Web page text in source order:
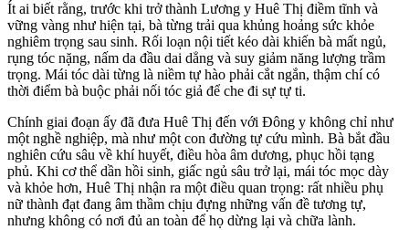
Ít ai biết rằng, trước khi trở thành Lương y Huê Thị điềm tĩnh và
vững vàng như hiện tại, bà từng trải qua khủng hoảng sức khỏe
nghiêm trọng sau sinh. Rối loạn nội tiết kéo dài khiến bà mất ngủ,
rụng tóc nặng, nấm da đầu dai dẳng và suy giảm năng lượng trầm
trọng. Mái tóc dài từng là niềm tự hào phải cắt ngắn, thậm chí có
thời điểm bà buộc phải nối tóc giả để che đi sự tự ti.
Chính giai đoạn ấy đã đưa Huê Thị đến với Đông y không chỉ như
một nghề nghiệp, mà như một con đường tự cứu mình. Bà bắt đầu
nghiên cứu sâu về khí huyết, điều hòa âm dương, phục hồi tạng
phủ. Khi cơ thể dần hồi sinh, giấc ngủ sâu trở lại, mái tóc mọc dày
và khỏe hơn, Huê Thị nhận ra một điều quan trọng: rất nhiều phụ
nữ thành đạt đang âm thầm chịu đựng những vấn đề tương tự,
nhưng không có nơi đủ an toàn để họ dừng lại và chữa lành.